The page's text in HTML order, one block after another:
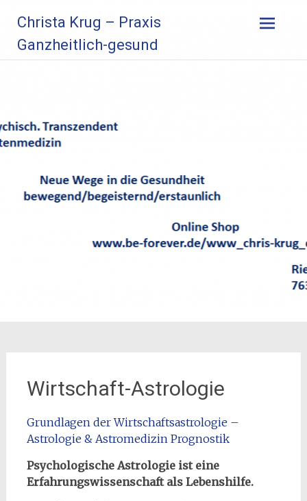
Inhalt
springen
Christa Krug – Praxis
Ganzheitlich-gesund
Wirtschaft-Astrologie
Grundlagen der Wirtschaftsastrologie –
Astrologie & Astromedizin Prognostik
Psychologische Astrologie ist eine
Erfahrungswissenschaft als Lebenshilfe.